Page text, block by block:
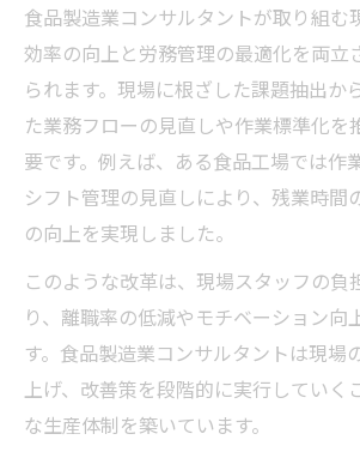
食品製造業コンサルタントが取り組む
効率の向上と労務管理の最適化を両立
られます。現場に根ざした課題抽出か
た業務フローの見直しや作業標準化を
要です。例えば、ある食品工場では作
シフト管理の見直しにより、残業時間
の向上を実現しました。
このような改革は、現場スタッフの負
り、離職率の低減やモチベーション向
す。食品製造業コンサルタントは現場
上げ、改善策を段階的に実行していく
な生産体制を築いています。